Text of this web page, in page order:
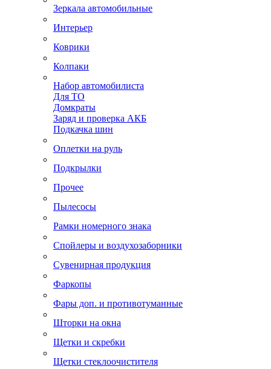
Зеркала автомобильные
Интерьер
Коврики
Колпаки
Набор автомобилиста
Для ТО
Домкраты
Заряд и проверка АКБ
Подкачка шин
Оплетки на руль
Подкрылки
Прочее
Пылесосы
Рамки номерного знака
Спойлеры и воздухозаборники
Сувенирная продукция
Фаркопы
Фары доп. и противотуманные
Шторки на окна
Щетки и скребки
Щетки стеклоочистителя